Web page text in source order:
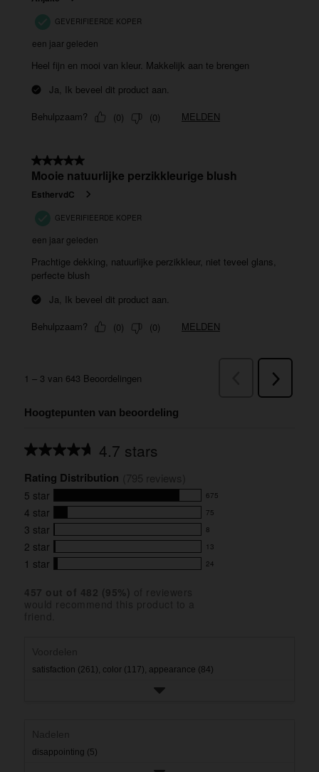
Hoogtepunten van beoordeling
4.7 stars
Average
for
this
product:
4.7
out
of
5
stars
Rating Distribution
5 star 675
675
reviews
with
5
star
rating.
4 star 75
75
reviews
with
4
3 star 8
8
reviews
with
2 star 13
13
reviews
1 star 24
24
satisfaction (261), color (117), appearance (84)
disappointing (5)